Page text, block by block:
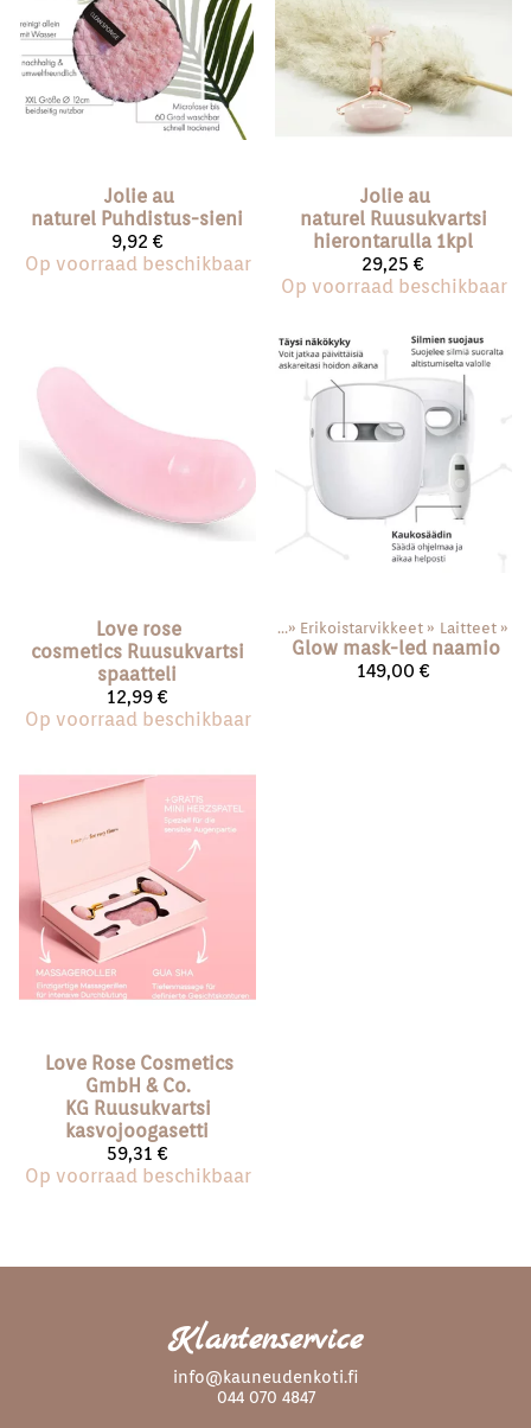
Jolie au
naturel Puhdistus-sieni
9,92 €
Op voorraad beschikbaar
Jolie au
naturel Ruusukvartsi
hierontarulla 1kpl
29,25 €
Op voorraad beschikbaar
Love rose
cosmetics Ruusukvartsi
spaatteli
12,99 €
Op voorraad beschikbaar
Producten ‪» Erikoistarvikkeet ‪» Laitteet ‪»
Glow mask-led naamio
149,00 €
Love Rose Cosmetics
GmbH & Co.
KG Ruusukvartsi
kasvojoogasetti
59,31 €
Op voorraad beschikbaar
Klantenservice
info@kauneudenkoti.fi
044 070 4847